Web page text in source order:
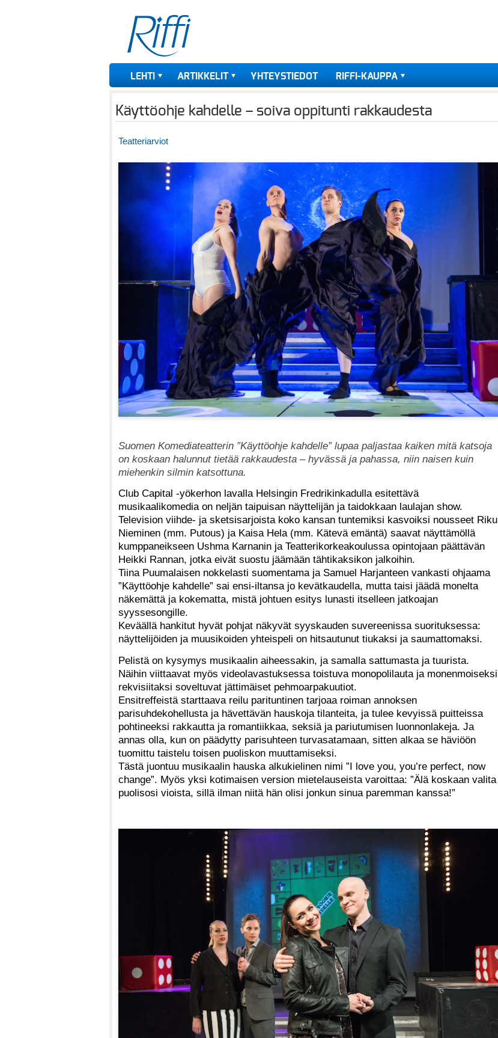
LEHTI ARTIKKELIT YHTEYSTIEDOT RIFFI-KAUPPA
Käyttöohje kahdelle – soiva oppitunti rakkaudesta
Teatteriarviot
Suomen Komediateatterin ”Käyttöohje kahdelle” lupaa paljastaa kaiken mitä katsoja
on koskaan halunnut tietää rakkaudesta – hyvässä ja pahassa, niin naisen kuin
miehenkin silmin katsottuna.
Club Capital -yökerhon lavalla Helsingin Fredrikinkadulla esitettävä
musikaalikomedia on neljän taipuisan näyttelijän ja taidokkaan laulajan show.
Television viihde- ja sketsisarjoista koko kansan tuntemiksi kasvoiksi nousseet Riku
Nieminen (mm. Putous) ja Kaisa Hela (mm. Kätevä emäntä) saavat näyttämöllä
kumppaneikseen Ushma Karnanin ja Teatterikorkeakoulussa opintojaan päättävän
Heikki Rannan, jotka eivät suostu jäämään tähtikaksikon jalkoihin.
Tiina Puumalaisen nokkelasti suomentama ja Samuel Harjanteen vankasti ohjaama
”Käyttöohje kahdelle” sai ensi-iltansa jo kevätkaudella, mutta taisi jäädä monelta
näkemättä ja kokematta, mistä johtuen esitys lunasti itselleen jatkoajan
syyssesongille.
Keväällä hankitut hyvät pohjat näkyvät syyskauden suvereenissa suorituksessa:
näyttelijöiden ja muusikoiden yhteispeli on hitsautunut tiukaksi ja saumattomaksi.
Pelistä on kysymys musikaalin aiheessakin, ja samalla sattumasta ja tuurista.
Näihin viittaavat myös videolavastuksessa toistuva monopolilauta ja monenmoiseksi
rekvisiitaksi soveltuvat jättimäiset pehmoarpakuutiot.
Ensitreffeistä starttaava reilu parituntinen tarjoaa roiman annoksen
parisuhdekohellusta ja hävettävän hauskoja tilanteita, ja tulee kevyissä puitteissa
pohtineeksi rakkautta ja romantiikkaa, seksiä ja pariutumisen luonnonlakeja. Ja
annas olla, kun on päädytty parisuhteen turvasatamaan, sitten alkaa se häviöön
tuomittu taistelu toisen puoliskon muuttamiseksi.
Tästä juontuu musikaalin hauska alkukielinen nimi ”I love you, you’re perfect, now
change”. Myös yksi kotimaisen version mietelauseista varoittaa: ”Älä koskaan valita
puolisosi vioista, sillä ilman niitä hän olisi jonkun sinua paremman kanssa!”